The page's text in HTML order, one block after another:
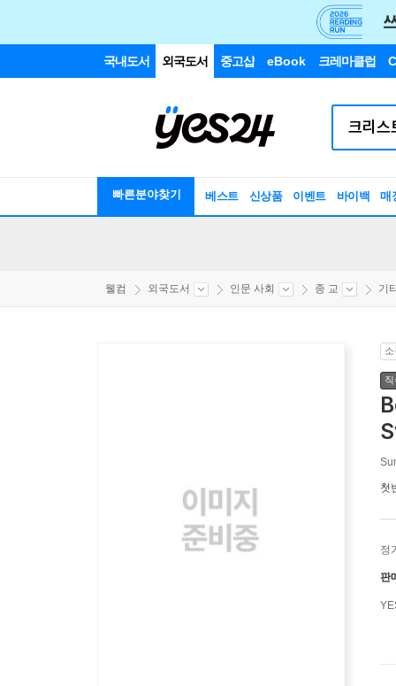
국내도서 외국도서 중고샵 eBook 크레마클럽
빠른분야찾기 베스트 신상품 이벤트 바이백 매
웰컴 외국도서 인문 사회 종 교 기
첫
정
판